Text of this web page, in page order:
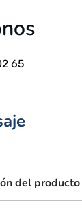
65
del producto